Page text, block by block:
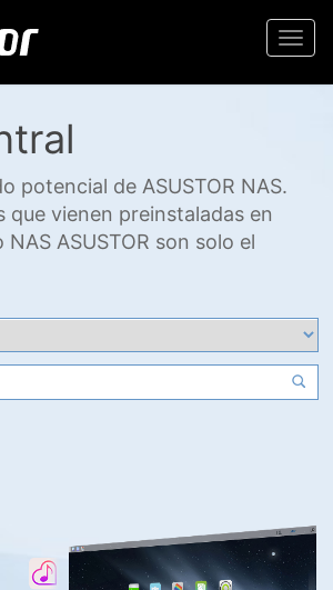
potencial de ASUSTOR NAS.
que vienen preinstaladas en
ASUSTOR son solo el